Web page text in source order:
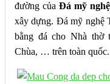
đường củaĐá mỹ
xây dựng. Đá mỹ nghệ
bằng đá cho Nhà thờ
Chùa, … trên toàn quốc.